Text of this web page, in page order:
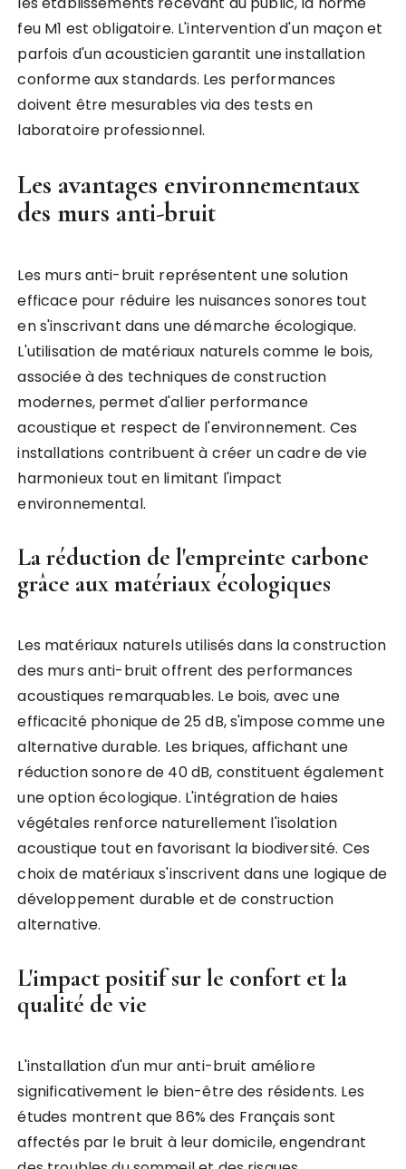
feu M1 est obligatoire. L'intervention d'un maçon et
parfois d'un acousticien garantit une installation
conforme aux standards. Les performances
doivent être mesurables via des tests en
laboratoire professionnel.
Les avantages environnementaux
des murs anti-bruit
Les murs anti-bruit représentent une solution
efficace pour réduire les nuisances sonores tout
en s'inscrivant dans une démarche écologique.
L'utilisation de matériaux naturels comme le bois,
associée à des techniques de construction
modernes, permet d'allier performance
acoustique et respect de l'environnement. Ces
installations contribuent à créer un cadre de vie
harmonieux tout en limitant l'impact
environnemental.
La réduction de l'empreinte carbone
grâce aux matériaux écologiques
Les matériaux naturels utilisés dans la construction
des murs anti-bruit offrent des performances
acoustiques remarquables. Le bois, avec une
efficacité phonique de 25 dB, s'impose comme une
alternative durable. Les briques, affichant une
réduction sonore de 40 dB, constituent également
une option écologique. L'intégration de haies
végétales renforce naturellement l'isolation
acoustique tout en favorisant la biodiversité. Ces
choix de matériaux s'inscrivent dans une logique de
développement durable et de construction
alternative.
L'impact positif sur le confort et la
qualité de vie
L'installation d'un mur anti-bruit améliore
significativement le bien-être des résidents. Les
études montrent que 86% des Français sont
affectés par le bruit à leur domicile, engendrant